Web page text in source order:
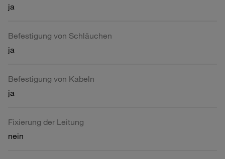
ja
Befestigung von Schläuchen
ja
Befestigung von Kabeln
ja
Fixierung der Leitung
nein